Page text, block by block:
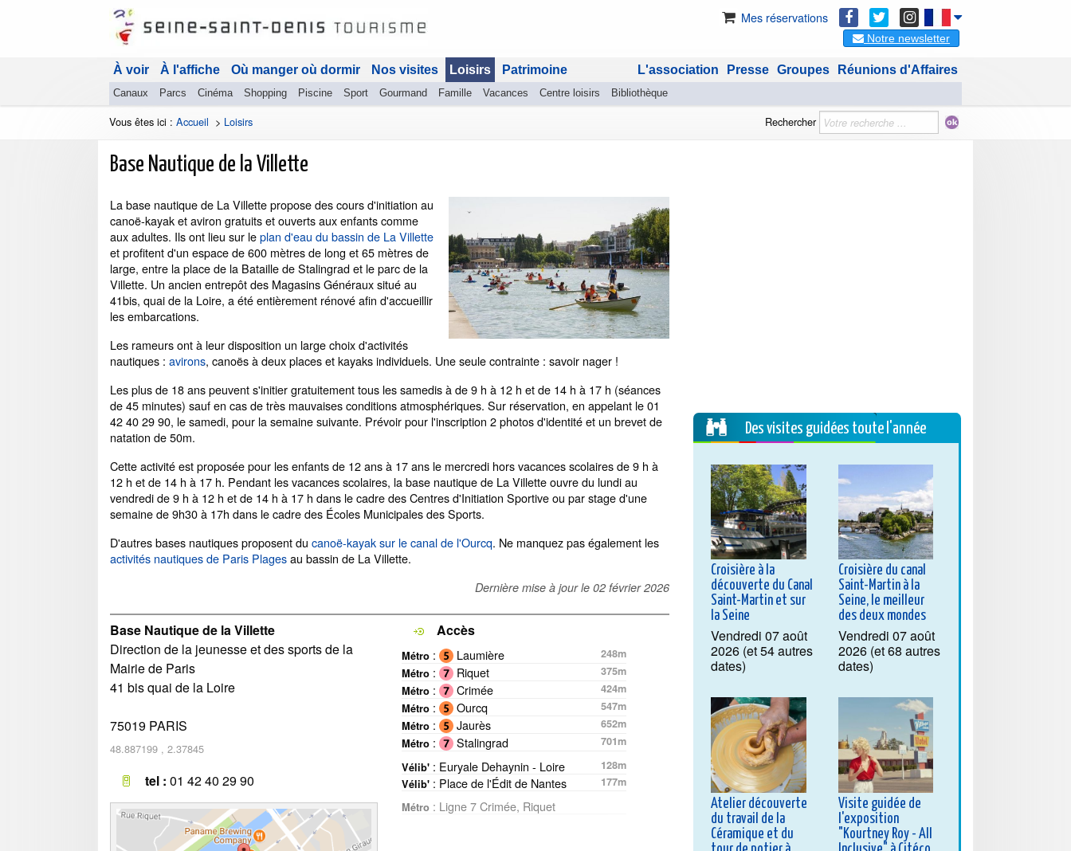
Mes réservations
Notre newsletter
À voir À l'affiche Où manger où dormir Nos visites Loisirs
Canaux Parcs Cinéma Shopping Piscine Sport Gourmand Famille Vacances Centre loisirs Bibliothèque
Patrimoine Réunions d'Affaires
Groupes
Presse
L'association
Vous êtes ici : Accueil > Loisirs Rechercher
Base Nautique de la Villette
La base nautique de La Villette propose des cours d'initiation au
canoë-kayak et aviron gratuits et ouverts aux enfants comme
aux adultes. Ils ont lieu sur leplan d'eau du bassin de La Villette
et profitent d'un espace de 600 mètres de long et 65 mètres de
large, entre la place de la Bataille de Stalingrad et le parc de la
Villette. Un ancien entrepôt des Magasins Généraux situé au
41bis, quai de la Loire, a été entièrement rénové afin d'accueillir
les embarcations.
Les rameurs ont à leur disposition un large choix d'activités
nautiques : avirons, canoës à deux places et kayaks individuels. Une seule contrainte : savoir nager !
Les plus de 18 ans peuvent s'initier gratuitement tous les samedis à de 9 h à 12 h et de 14 h à 17 h (séances
de 45 minutes) sauf en cas de très mauvaises conditions atmosphériques. Sur réservation, en appelant le 01
42 40 29 90, le samedi, pour la semaine suivante. Prévoir pour l'inscription 2 photos d'identité et un brevet de
natation de 50m.
Cette activité est proposée pour les enfants de 12 ans à 17 ans le mercredi hors vacances scolaires de 9 h à
12 h et de 14 h à 17 h. Pendant les vacances scolaires, la base nautique de La Villette ouvre du lundi au
vendredi de 9 h à 12 h et de 14 h à 17 h dans le cadre des Centres d'Initiation Sportive ou par stage d'une
semaine de 9h30 à 17h dans le cadre des Écoles Municipales des Sports.
D'autres bases nautiques proposent du canoë-kayak sur le canal de l'Ourcq. Ne manquez pas également les
activités nautiques de Paris Plagesau bassin de La Villette.
Dernière mise à jour le 02 février 2026
Base Nautique de la Villette
Direction de la jeunesse et des sports de la
Mairie de Paris
41 bis quai de la Loire
75019 PARIS
48.887199 , 2.37845
tel : 01 42 40 29 90
Accès
Métro : Laumière
248m
Métro : Riquet
375m
Métro : Crimée
424m
Métro : Ourcq
547m
Métro : Jaurès
652m
Métro : Stalingrad
701m
Vélib' : Euryale Dehaynin - Loire
128m
Vélib' : Place de l'Édit de Nantes
177m
Métro : Ligne 7 Crimée, Riquet
Des visites guidées toute l'année
Croisière à la
découverte du Canal
Saint-Martin et sur
la Seine
Vendredi 07 août
2026 (et 54 autres
dates)
Croisière du canal
Saint-Martin à la
Seine, le meilleur
des deux mondes
Vendredi 07 août
2026 (et 68 autres
dates)
Atelier découverte
du travail de la
Céramique et du
Visite guidée de
l'exposition
"Kourtney Roy - All